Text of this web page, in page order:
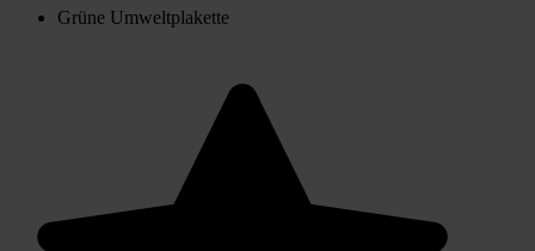
Grüne Umweltplakette